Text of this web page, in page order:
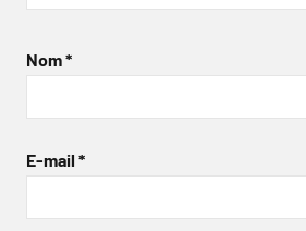
Nom*
E-mail *